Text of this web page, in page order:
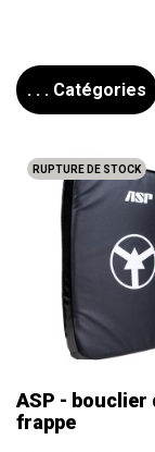
. . . Catégories
RUPTURE DE STOCK
ASP - bouclier
frappe